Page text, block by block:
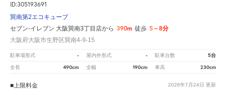
ID:305193691
巽南第2エコキューブ
セブン-イレブン 大阪巽南3丁目店から 390m 徒歩 5～8分
大阪府大阪市生野区巽南4-9-15
駐車場形式 - 屋内外形式 - 駐車台数 5台
全長 490cm 全幅 190cm 車高 230cm
2026年7月24日 更新
■上限料金